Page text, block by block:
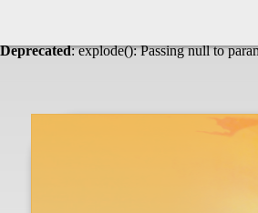
Deprecated: explode(): Passing null to
Théâtre &